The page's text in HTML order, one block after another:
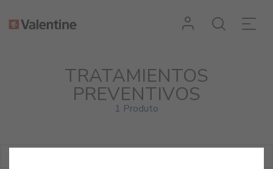
TRATAMIENTOS
PREVENTIVOS
1 Produto